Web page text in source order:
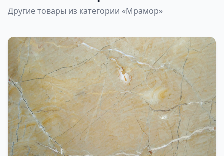
Другие товары из категории «Мрамор»